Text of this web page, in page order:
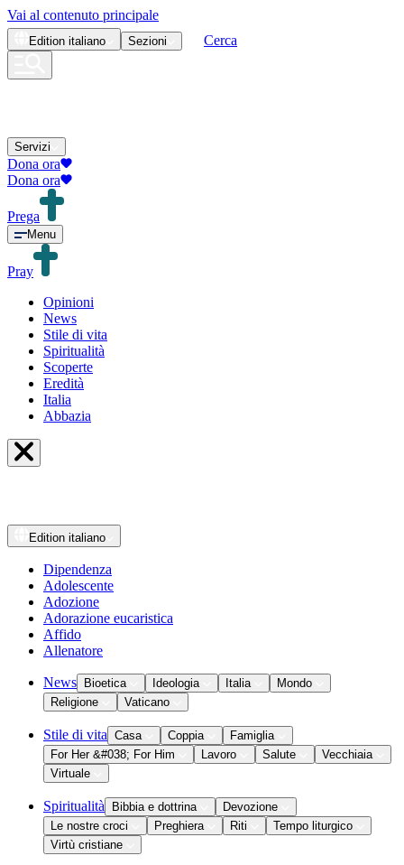
Vai al contenuto principale
Edition italiano Sezioni Cerca
Servizi
Dona ora
Dona ora
Prega
Menu
Pray
Opinioni
News
Stile di vita
Spiritualità
Scoperte
Eredità
Italia
Abbazia
Edition italiano
Dipendenza
Adolescente
Adozione
Adorazione eucaristica
Affido
Allenatore
News Bioetica Ideologia Italia
Mondo
Religione
Vaticano
Stile di vita Casa Coppia
Famiglia
For Her &#038; For Him
Lavoro Salute
Vecchiaia
Virtuale
Spiritualità Bibbia e dottrina
Devozione
Le nostre croci
Preghiera Riti
Tempo liturgico
Virtù cristiane